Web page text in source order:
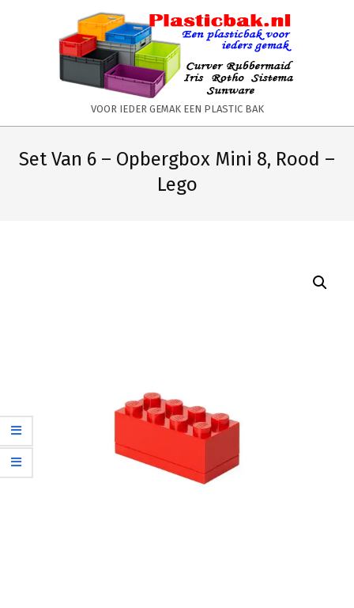
PLASTICBAK.NL
VOOR IEDER GEMAK EEN PLASTIC BAK
Navigation
Navigation
Set Van 6 – Opbergbox Mini 8, Rood –
Lego